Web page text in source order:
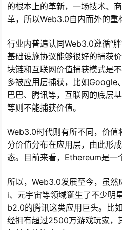
的根本上的革新，一场技术、
革，所以Web3.0自内而外的重
行业内普遍认同Web3.0遵循“
基础设施协议能够很好的捕获
块链和互联网价值捕获模式是
多被应用层捕获，比如Google
巴巴、腾讯等，互联网的底层
等则不能捕获价值。
Web3.0时代则有所不同，价值
分价值分布在应用层，由此形
态。目前来看，Ethereum是一
所以，Web3.0发展至今，虽
i、元宇宙等领域诞生了不少明
b2.0的腾讯这类应用巨头。比
经拥有超过2500万游戏玩家，